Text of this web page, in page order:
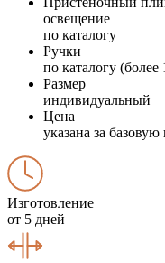
освещение
по каталогу
Ручки
по каталогу (более
Размер
индивидуальный
Цена
указана за
Изготовление
от 5 дней